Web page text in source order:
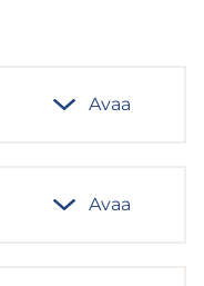
Avaa
Avaa